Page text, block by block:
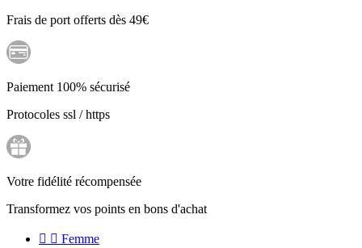
Frais de port offerts dès 49€
Paiement 100% sécurisé
Protocoles ssl / https
Votre fidélité récompensée
Transformez vos points en bons d'achat
  Femme